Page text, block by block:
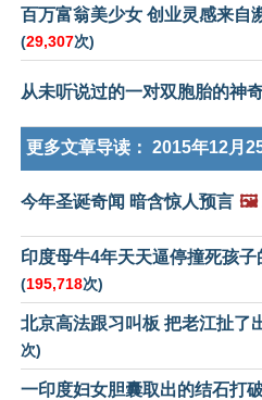
百万富翁美少女 创业灵感来自
(29,307次)
从未听说过的一对双胞胎的神
更多文章导读： 2015年12月
今年圣诞奇闻 暗含惊人预言 🖼️
印度母牛4年天天逼停撞死孩子
(195,718次)
北京高法跟习叫板 把老江扯了
次)
一印度妇女胆囊取出的结石打